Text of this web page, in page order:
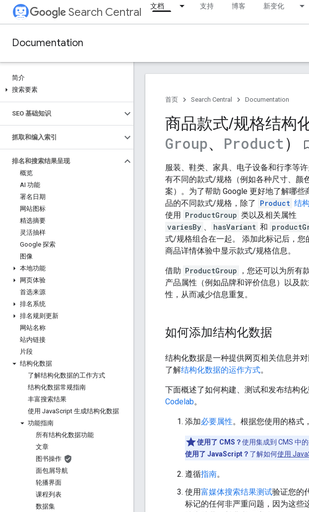
Search Central 文档 支持 博客 新变化
Documentation
简介
搜索要素
SEO 基础知识
抓取和编入索引
排名和搜索结果呈现
概览
AI 功能
署名日期
网站图标
精选摘要
灵活抽样
Google 探索
图像
本地功能
网页体验
首选来源
排名系统
排名规则更新
网站名称
站内链接
片段
结构化数据
了解结构化数据的工作方式
结构化数据常规指南
丰富搜索结果
使用 JavaScript 生成结构化数据
功能指南
所有结构化数据功能
文章
图书操作
面包屑导航
轮播界面
课程列表
数据集
首页 Search Central Documentation
商品款式/规格结构
Group、 Product）
服装、鞋类、家具、电子设备和行李等
有不同的款式/规格（例如各种尺寸、颜
案）。为了帮助 Google 更好地了解哪些
品的不同款式/规格，除了 Product 结
使用 ProductGroup 类以及相关属性
variesBy 、 hasVariant 和
式/规格组合在一起。 添加此标记后，您
商品详情体验中显示款式/规格信息。
借助 ProductGroup
，您还可以为所有
产品属性（例如品牌和评价信息）以及
性，从而减少信息重复。
如何添加结构化数据
结构化数据是一种提供网页相关信息并
了解结构化数据的运作方式。
下面概述了如何构建、测试和发布结构
Codelab。
添加必要属性。根据您使用的格式
使用了 CMS？使用集成到 CMS 中
使用了 JavaScript？ 了解如何使用
遵循指南。
使用富媒体搜索结果测试验证您的
标记的任何非严重问题，因为这些